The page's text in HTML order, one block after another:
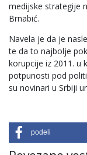
medijske strategije
Brnabić.
Navela je da je
te da to najbolje
korupcije iz 2011. u
potpunosti pod
su novinari u Srbiji
podeli